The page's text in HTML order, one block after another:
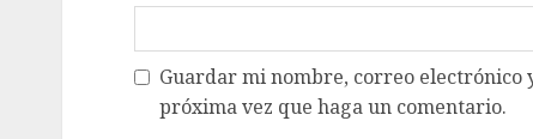
Guardar mi nombre, correo electrónico
próxima vez que haga un comentario.